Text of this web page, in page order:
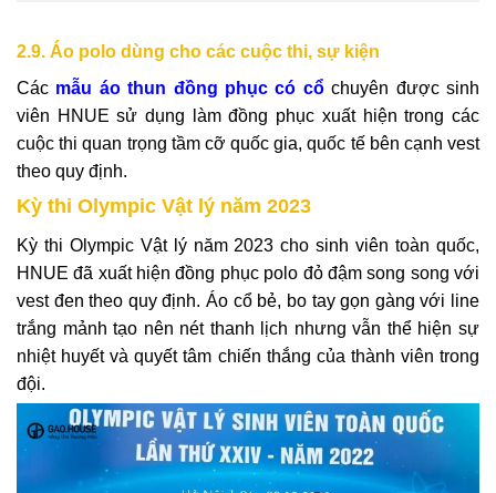
2.9. Áo polo dùng cho các cuộc thi, sự kiện
Các mẫu áo thun đồng phục có cổchuyên được sinh
viên HNUE sử dụng làm đồng phục xuất hiện trong các
cuộc thi quan trọng tầm cỡ quốc gia, quốc tế bên cạnh vest
theo quy định.
Kỳ thi Olympic Vật lý năm 2023
Kỳ thi Olympic Vật lý năm 2023 cho sinh viên toàn quốc,
HNUE đã xuất hiện đồng phục polo đỏ đậm song song với
vest đen theo quy định. Áo cổ bẻ, bo tay gọn gàng với line
trắng mảnh tạo nên nét thanh lịch nhưng vẫn thể hiện sự
nhiệt huyết và quyết tâm chiến thắng của thành viên trong
đội.